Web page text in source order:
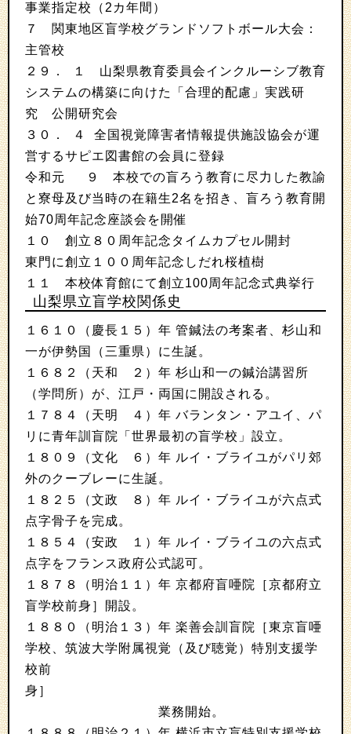
事業指定校（2カ年間）
７ 関東地区盲学校グランドソフトボール大会：
主管校
２９． １ 山梨県教育委員会インクルーシブ教育
システムの構築に向けた「合理的配慮」実践研
究 公開研究会
３０． ４ 全国視覚障害者情報提供施設協会が運
営するサピエ図書館の会員に登録
令和元 ９ 本校での盲ろう教育に尽力した教諭
と寮母及び当時の在籍生2名を招き、盲ろう教育開
始70周年記念座談会を開催
１０ 創立８０周年記念タイムカプセル開封
東門に創立１００周年記念しだれ桜植樹
１１ 本校体育館にて創立100周年記念式典挙行
山梨県立盲学校関係史
１６１０（慶長１５）年 管鍼法の考案者、杉山和
一が伊勢国（三重県）に生誕。
１６８２（天和 ２）年 杉山和一の鍼治講習所
（学問所）が、江戸・両国に開設される。
１７８４（天明 ４）年 バランタン・アユイ、パ
リに青年訓盲院「世界最初の盲学校」設立。
１８０９（文化 ６）年 ルイ・ブライユがパリ郊
外のクーブレーに生誕。
１８２５（文政 ８）年 ルイ・ブライユが六点式
点字骨子を完成。
１８５４（安政 １）年 ルイ・ブライユの六点式
点字をフランス政府公式認可。
１８７８（明治１１）年 京都府盲唖院［京都府立
盲学校前身］開設。
１８８０（明治１３）年 楽善会訓盲院［東京盲唖
学校、筑波大学附属視覚（及び聴覚）特別支援学
校前
身］
業務開始。